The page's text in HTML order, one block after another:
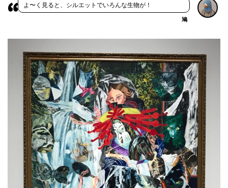
よ〜く見ると、シルエットでいろんな生物が！
鳩